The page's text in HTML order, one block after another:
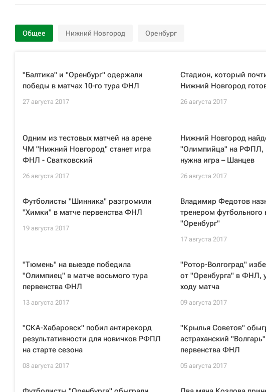
Общее Нижний Новгород Оренбург
"Балтика" и "Оренбург" одержали
победы в матчах 10-го тура ФНЛ
27 августа 2017
Стадион, который
Нижний Новгород
26 августа 2017
Одним из тестовых матчей на арене
ЧМ "Нижний Новгород" станет игра
ФНЛ - Сватковский
26 августа 2017
Нижний Новгород
"Олимпийца" на РФПЛ,
нужна игра – Шанцев
26 августа 2017
Футболисты "Шинника" разгромили
"Химки" в матче первенства ФНЛ
19 августа 2017
Владимир Федотов
тренером футбольного
"Оренбург"
17 августа 2017
"Тюмень" на выезде победила
"Олимпиец" в матче восьмого тура
первенства ФНЛ
13 августа 2017
"Ротор-Волгоград"
от "Оренбурга" в ФНЛ,
ходу матча
09 августа 2017
"СКА-Хабаровск" побил антирекорд
результативности для новичков РФПЛ
на старте сезона
08 августа 2017
"Крылья Советов"
астраханский
первенства ФНЛ
05 августа 2017